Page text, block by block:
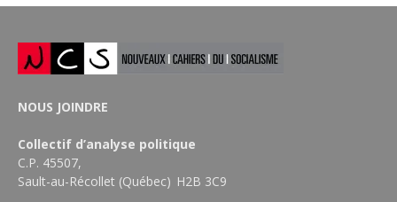
NOUS JOINDRE
Collectif d’analyse politique
C.P. 45507,
Sault-au-Récollet (Québec) H2B 3C9